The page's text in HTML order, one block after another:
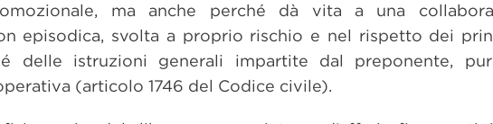
ma anche perché dà vita a una
episodica, svolta a proprio rischio e nel rispetto dei
delle istruzioni generali impartite dal preponente,
(articolo 1746 del Codice civile).